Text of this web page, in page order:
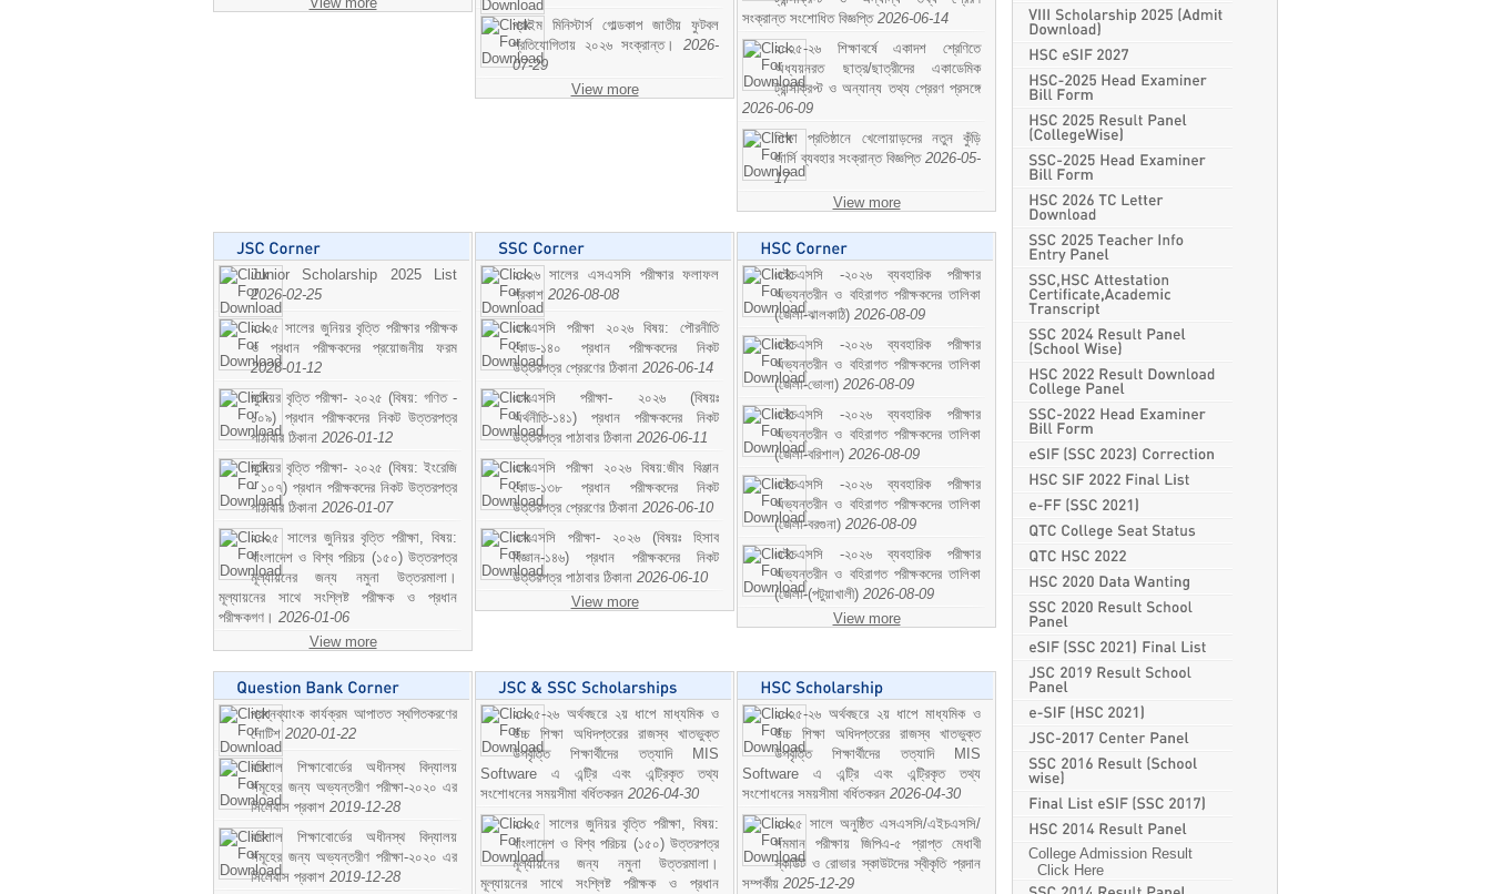
প্রাইম মিনিস্টার্স গোল্ডকাপ জাতীয় ফুটবল
প্রতিযোগিতায় ২০২৬ সংক্রান্ত। 2026-
07-29
View more
সংক্রান্ত সংশোধিত বিজ্ঞপ্তি 2026-06-14
২০২৫-২৬ শিক্ষাবর্ষে একাদশ শ্রেণিতে
অধ্যয়নরত ছাত্র/ছাত্রীদের একাডেমিক
ট্রান্সক্রিপ্ট ও অন্যান্য তথ্য প্রেরণ প্রসঙ্গে
2026-06-09
শিক্ষা প্রতিষ্ঠানে খেলোয়াড়দের নতুন কুঁড়ি
জার্সি ব্যবহার সংক্রান্ত বিজ্ঞপ্তি 2026-05-
17
View more
Junior Scholarship 2025 List
2026-02-25
২০২৫ সালের জুনিয়র বৃত্তি পরীক্ষার পরীক্ষক
ও প্রধান পরীক্ষকদের প্রয়োজনীয় ফরম
2026-01-12
জুনিয়র বৃত্তি পরীক্ষা- ২০২৫ (বিষয়: গণিত -
১০৯) প্রধান পরীক্ষকদের নিকট উত্তরপত্র
পাঠাবার ঠিকানা 2026-01-12
জুনিয়র বৃত্তি পরীক্ষা- ২০২৫ (বিষয়: ইংরেজি
- ১০৭) প্রধান পরীক্ষকদের নিকট উত্তরপত্র
পাঠাবার ঠিকানা 2026-01-07
২০২৫ সালের জুনিয়র বৃত্তি পরীক্ষা, বিষয়:
বাংলাদেশ ও বিশ্ব পরিচয় (১৫০) উত্তরপত্র
মূল্যায়নের জন্য নমুনা উত্তরমালা।
মূল্যায়নের সাথে সংশ্লিষ্ট পরীক্ষক ও প্রধান
পরীক্ষকগণ। 2026-01-06
View more
২০২৬ সালের এসএসসি পরীক্ষার ফলাফল
প্রকাশ 2026-08-08
এসএসসি পরীক্ষা ২০২৬ বিষয়: পৌরনীতি
কোড-১৪০ প্রধান পরীক্ষকদের নিকট
উত্তরপত্র প্রেরণের ঠিকানা 2026-06-14
এসএসসি পরীক্ষা- ২০২৬ (বিষয়ঃ
অর্থনীতি-১৪১) প্রধান পরীক্ষকদের নিকট
উত্তরপত্র পাঠাবার ঠিকানা 2026-06-11
এসএসসি পরীক্ষা ২০২৬ বিষয়:জীব বিঞ্জান
কোড-১৩৮ প্রধান পরীক্ষকদের নিকট
উত্তরপত্র প্রেরণের ঠিকানা 2026-06-10
এসএসসি পরীক্ষা- ২০২৬ (বিষয়ঃ হিসাব
বিজ্ঞান-১৪৬) প্রধান পরীক্ষকদের নিকট
উত্তরপত্র পাঠাবার ঠিকানা 2026-06-10
View more
এইচএসসি -২০২৬ ব্যবহারিক পরীক্ষার
অভ্যন্তরীন ও বহিরাগত পরীক্ষকদের তালিকা
(জেলা-ঝালকাঠি) 2026-08-09
এইচএসসি -২০২৬ ব্যবহারিক পরীক্ষার
অভ্যন্তরীন ও বহিরাগত পরীক্ষকদের তালিকা
(জেলা-ভোলা) 2026-08-09
এইচএসসি -২০২৬ ব্যবহারিক পরীক্ষার
অভ্যন্তরীন ও বহিরাগত পরীক্ষকদের তালিকা
(জেলা-বরিশাল) 2026-08-09
এইচএসসি -২০২৬ ব্যবহারিক পরীক্ষার
অভ্যন্তরীন ও বহিরাগত পরীক্ষকদের তালিকা
(জেলা-বরগুনা) 2026-08-09
এইচএসসি -২০২৬ ব্যবহারিক পরীক্ষার
অভ্যন্তরীন ও বহিরাগত পরীক্ষকদের তালিকা
(জেলা-(পটুয়াখালী) 2026-08-09
View more
প্রশ্নব্যাংক কার্যক্রম আপাতত স্থগিতকরণের
নোটিশ 2020-01-22
বরিশাল শিক্ষাবোর্ডের অধীনস্থ বিদ্যালয়
সমূহের জন্য অভ্যন্তরীণ পরীক্ষা-২০২০ এর
সিলেবাস প্রকাশ 2019-12-28
বরিশাল শিক্ষাবোর্ডের অধীনস্থ বিদ্যালয়
সমূহের জন্য অভ্যন্তরীণ পরীক্ষা-২০২০ এর
সিলেবাস প্রকাশ 2019-12-28
২০২৫-২৬ অর্থবছরে ২য় ধাপে মাধ্যমিক ও
উচ্চ শিক্ষা অধিদপ্তরের রাজস্ব খাতভুক্ত
উপবৃত্তি শিক্ষার্থীদের তত্যাদি MIS
Software এ এন্ট্রি এবং এন্ট্রিকৃত তথ্য
সংশোধনের সময়সীমা বর্ধিতকরন 2026-04-30
২০২৫ সালের জুনিয়র বৃত্তি পরীক্ষা, বিষয়:
বাংলাদেশ ও বিশ্ব পরিচয় (১৫০) উত্তরপত্র
মূল্যায়নের জন্য নমুনা উত্তরমালা।
মূল্যায়নের সাথে সংশ্লিষ্ট পরীক্ষক ও প্রধান
২০২৫-২৬ অর্থবছরে ২য় ধাপে মাধ্যমিক ও
উচ্চ শিক্ষা অধিদপ্তরের রাজস্ব খাতভুক্ত
উপবৃত্তি শিক্ষার্থীদের তত্যাদি MIS
Software এ এন্ট্রি এবং এন্ট্রিকৃত তথ্য
সংশোধনের সময়সীমা বর্ধিতকরন 2026-04-30
২০২৫ সালে অনুষ্ঠিত এসএসসি/এইচএসসি/
সমমান পরীক্ষায় জিপিএ-৫ প্রাপ্ত মেধাবী
স্কাউট ও রোভার স্কাউটদের স্বীকৃতি প্রদান
সম্পর্কীয় 2025-12-29
College Admission Result
Click Here